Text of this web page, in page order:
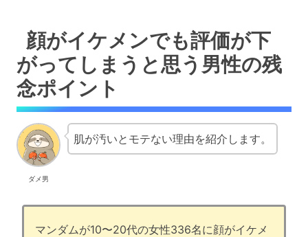
顔がイケメンでも評価が下
がってしまうと思う男性の残
念ポイント
ダメ男
肌が汚いとモテない理由を紹介します。
マンダムが10〜20代の女性336名に顔がイケメ